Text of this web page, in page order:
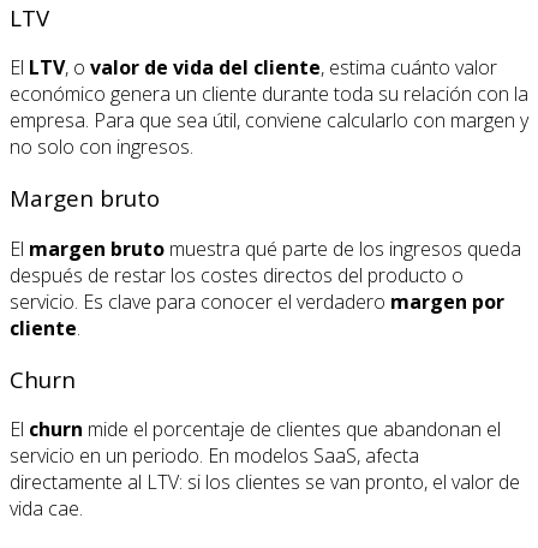
LTV
El LTV, o valor de vida del cliente, estima cuánto valor
económico genera un cliente durante toda su relación con la
empresa. Para que sea útil, conviene calcularlo con margen y
no solo con ingresos.
Margen bruto
El margen bruto muestra qué parte de los ingresos queda
después de restar los costes directos del producto o
servicio. Es clave para conocer el verdadero margen por
cliente.
Churn
El churn mide el porcentaje de clientes que abandonan el
servicio en un periodo. En modelos SaaS, afecta
directamente al LTV: si los clientes se van pronto, el valor de
vida cae.